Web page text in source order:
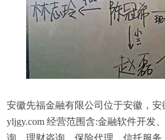
安徽先福金融有限公司位于安徽，安
yljgy.com 经营范围含:金融软件开发
询、理财咨询、保险代理、信托服